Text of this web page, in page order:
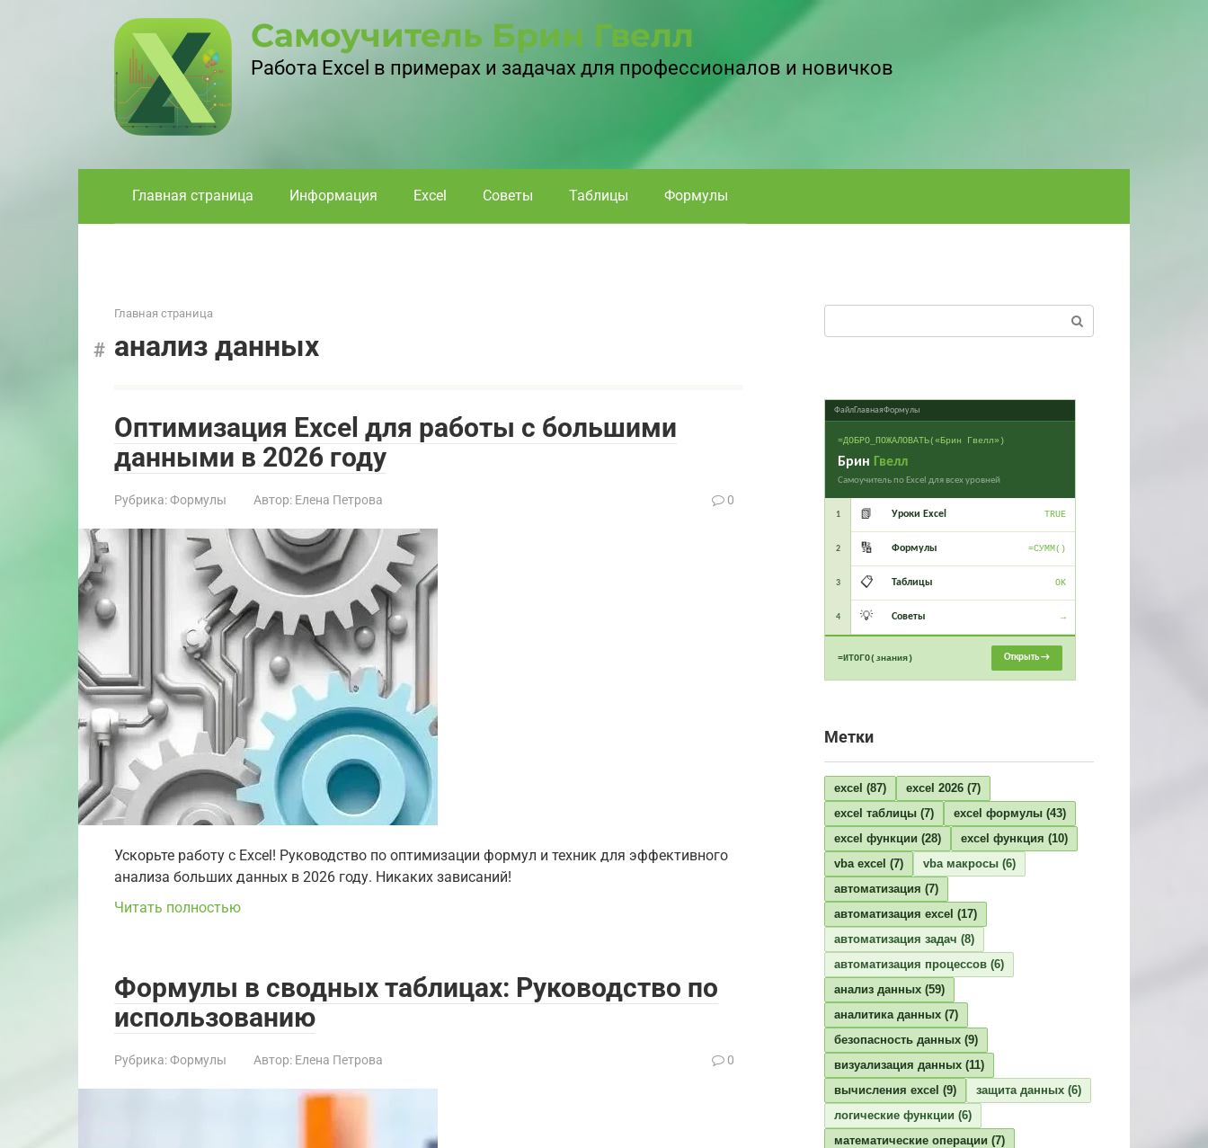
Самоучитель Брин Гвелл
Работа Excel в примерах и задачах для профессионалов и новичков
Главная страница Информация Excel Советы Таблицы Формулы
Главная страница
анализ данных
Оптимизация Excel для работы с большими
данными в 2026 году
Рубрика:Формулы Автор: Елена Петрова 0
Ускорьте работу с Excel! Руководство по оптимизации формул и техник для эффективного
анализа больших данных в 2026 году. Никаких зависаний!
Читать полностью
Формулы в сводных таблицах: Руководство по
использованию
Рубрика:Формулы Автор: Елена Петрова 0
ФайлГлавнаяФормулы
=ДОБРО_ПОЖАЛОВАТЬ(«Брин Гвелл»)
Брин Гвелл
Самоучитель по Excel для всех уровней
1 📗 Уроки Excel TRUE
2 🔢 Формулы =СУММ()
3 📋 Таблицы OK
4 💡 Советы →
=ИТОГО(знания) Открыть →
Метки
excel (87) excel 2026 (7)
excel таблицы (7) excel формулы (43)
excel функции (28) excel функция (10)
vba excel (7) vba макросы (6)
автоматизация (7)
автоматизация excel (17)
автоматизация задач (8)
автоматизация процессов (6)
анализ данных (59)
аналитика данных (7)
безопасность данных (9)
визуализация данных (11)
вычисления excel (9) защита данных (6)
логические функции (6)
математические операции (7)